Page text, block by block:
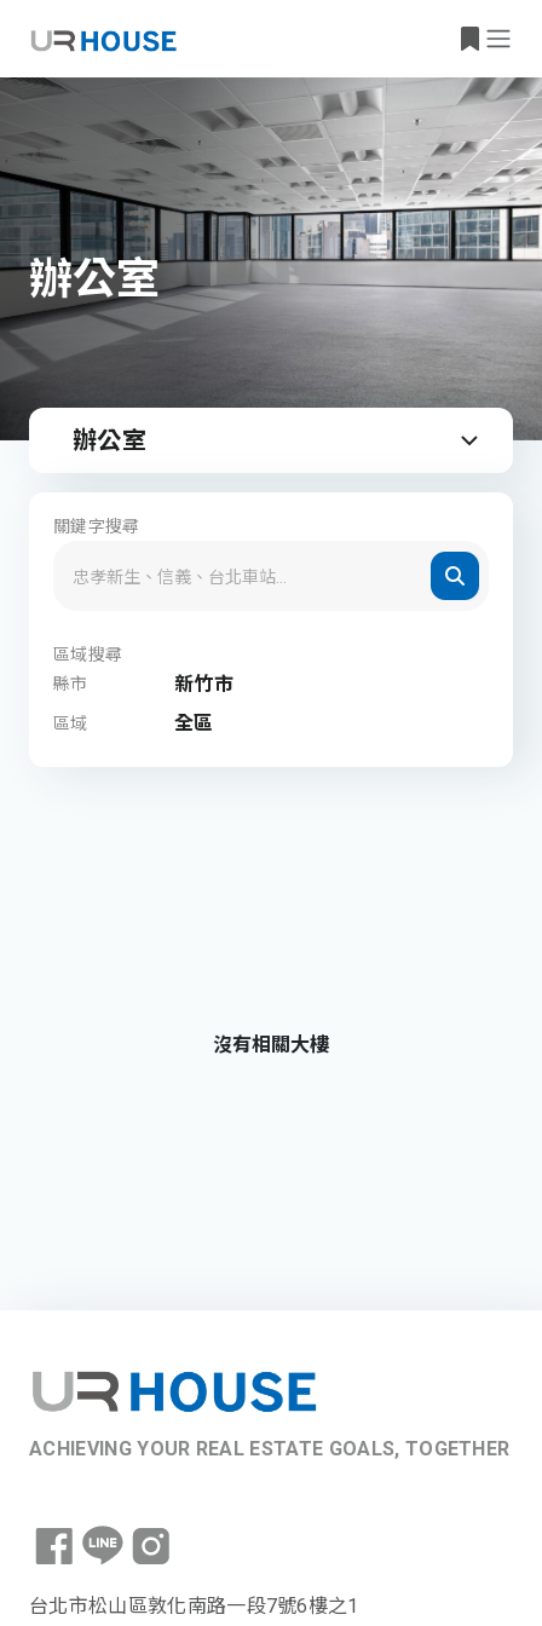
辦公室
辦公室
關鍵字搜尋
區域搜尋
縣市
新竹市
區域 全區
沒有相關大樓
ACHIEVING YOUR REAL ESTATE GOALS, TOGETHER
台北市松山區敦化南路一段7號6樓之1